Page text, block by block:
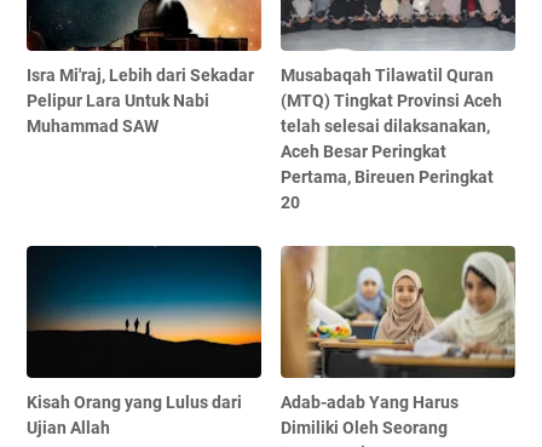
Isra Mi'raj, Lebih dari Sekadar
Pelipur Lara Untuk Nabi
Muhammad SAW
Musabaqah Tilawatil Quran
(MTQ) Tingkat Provinsi Aceh
telah selesai dilaksanakan,
Aceh Besar Peringkat
Pertama, Bireuen Peringkat
20
Kisah Orang yang Lulus dari
Ujian Allah
Adab-adab Yang Harus
Dimiliki Oleh Seorang